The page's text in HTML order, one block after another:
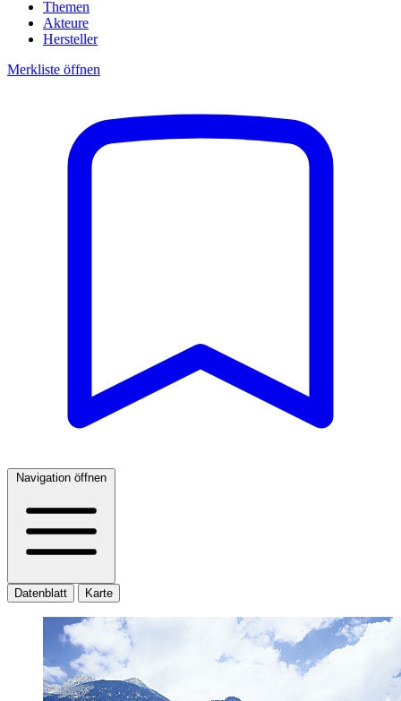
Themen
Akteure
Hersteller
Merkliste öffnen
Navigation öffnen
Datenblatt Karte